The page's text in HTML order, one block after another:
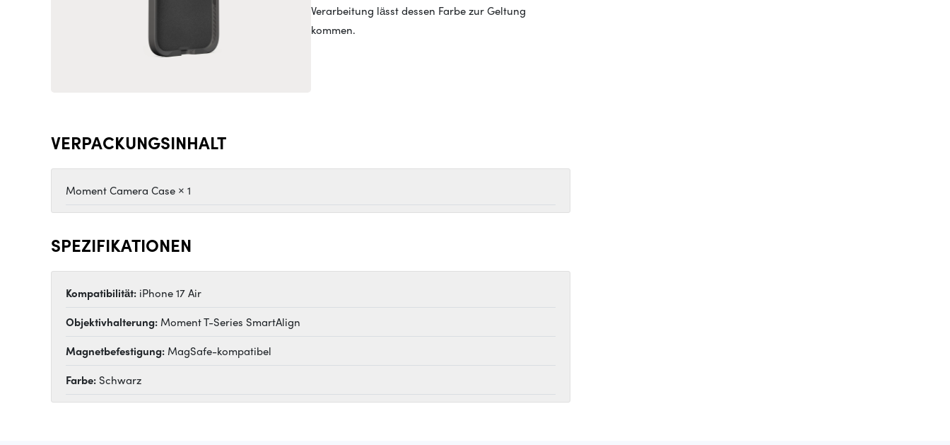
Verarbeitung lässt dessen Farbe zur Geltung
kommen.
VERPACKUNGSINHALT
Moment Camera Case × 1
SPEZIFIKATIONEN
Kompatibilität: iPhone 17 Air
Objektivhalterung: Moment T-Series SmartAlign
Magnetbefestigung: MagSafe-kompatibel
Farbe: Schwarz